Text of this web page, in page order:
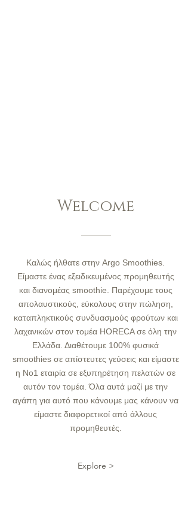
Welcome
Καλώς ήλθατε στην Argo Smoothies.
Είμαστε ένας εξειδικευμένος προμηθευτής
και διανομέας smoothie. Παρέχουμε τους
απολαυστικούς, εύκολους στην πώληση,
καταπληκτικούς συνδυασμούς φρούτων και
λαχανικών στον τομέα HORECA σε όλη την
Ελλάδα. Διαθέτουμε 100% φυσικά
smoothies σε απίστευτες γεύσεις και είμαστε
η Νο1 εταιρία σε εξυπηρέτηση πελατών σε
αυτόν τον τομέα. Όλα αυτά μαζί με την
αγάπη για αυτό που κάνουμε μας κάνουν να
είμαστε διαφορετικοί από άλλους
προμηθευτές.
Explore >